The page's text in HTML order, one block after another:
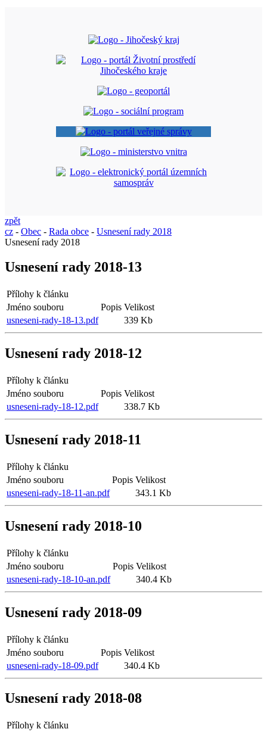
zpět
cz - Obec - Rada obce - Usnesení rady 2018
Usnesení rady 2018
Usnesení rady 2018-13
Přílohy k článku
Jméno souboru
Popis Velikost
usneseni-rady-18-13.pdf
339 Kb
Usnesení rady 2018-12
Přílohy k článku
Jméno souboru
Popis Velikost
usneseni-rady-18-12.pdf
338.7 Kb
Usnesení rady 2018-11
Přílohy k článku
Jméno souboru
Popis Velikost
usneseni-rady-18-11-an.pdf
343.1 Kb
Usnesení rady 2018-10
Přílohy k článku
Jméno souboru
Popis Velikost
usneseni-rady-18-10-an.pdf
340.4 Kb
Usnesení rady 2018-09
Přílohy k článku
Jméno souboru
Popis Velikost
usneseni-rady-18-09.pdf
340.4 Kb
Usnesení rady 2018-08
Přílohy k článku